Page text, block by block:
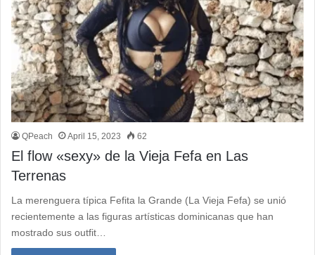
QPeach April 15, 2023 62
El flow «sexy» de la Vieja Fefa en Las
Terrenas
La merenguera típica Fefita la Grande (La Vieja Fefa) se unió
recientemente a las figuras artísticas dominicanas que han
mostrado sus outfit…